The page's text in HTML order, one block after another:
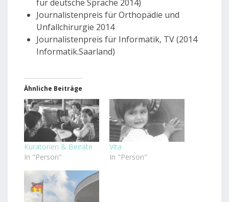
für deutsche Sprache 2014)
Journalistenpreis für Orthopädie und
Unfallchirurgie 2014
Journalistenpreis für Informatik, TV (2014
Informatik.Saarland)
Ähnliche Beiträge
Kuratorien & Beiräte
In "Person"
Vita
In "Person"